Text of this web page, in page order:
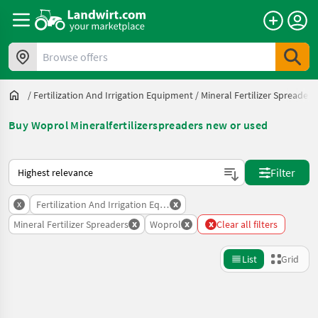
Browse offers
/ Fertilization And Irrigation Equipment / Mineral Fertilizer Spreaders
Buy Woprol Mineralfertilizerspreaders new or used
This is how sorting works on Landwirt.com
Filter
x Fertilization And Irrigation Equipment
x
Mineral Fertilizer Spreaders x Woprol x x Clear all filters
List Grid